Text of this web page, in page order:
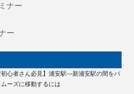
ナー
ー
初心者さん必見】浦安駅―新浦安駅の間をバ
ーズに移動するには